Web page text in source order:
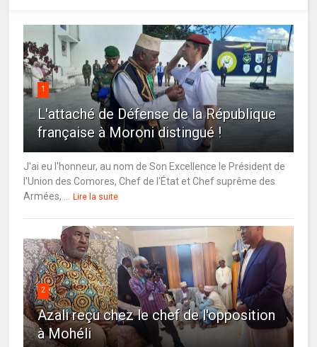
1
L'attaché de Défense de la République
française à Moroni distingué !
J'ai eu l'honneur, au nom de Son Excellence le Président de
l'Union des Comores, Chef de l'État et Chef suprême des
Armées, ...
Lire la suite
2
Azali reçu chez le chef de l'opposition
à Mohéli